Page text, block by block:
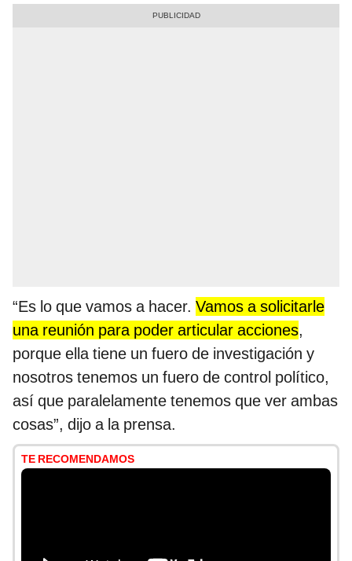
“Es lo que vamos a hacer. Vamos a solicitarle
una reunión para poder articular acciones,
porque ella tiene un fuero de investigación y
nosotros tenemos un fuero de control político,
así que paralelamente tenemos que ver ambas
cosas”, dijo a la prensa.
TE RECOMENDAMOS